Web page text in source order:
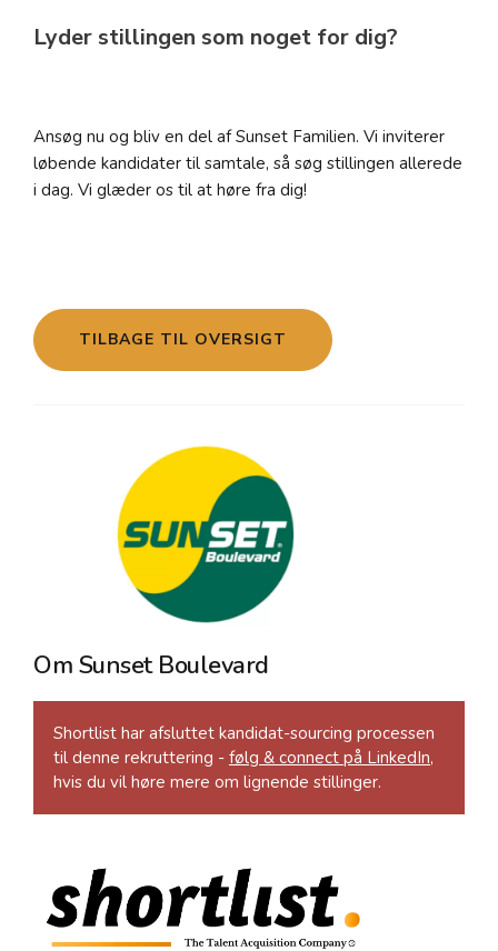
Lyder stillingen som noget for dig?
Ansøg nu og bliv en del af Sunset Familien. Vi inviterer
løbende kandidater til samtale, så søg stillingen allerede
i dag. Vi glæder os til at høre fra dig!
TILBAGE TIL OVERSIGT
Om Sunset Boulevard
Shortlist har afsluttet kandidat-sourcing processen
til denne rekruttering - følg & connect på LinkedIn,
hvis du vil høre mere om lignende stillinger.